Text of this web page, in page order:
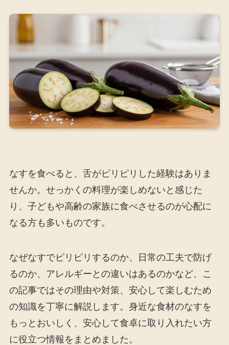
なすを食べると、舌がピリピリした経験はありま
せんか。せっかくの料理が楽しめないと感じた
り、子どもや高齢の家族に食べさせるのが心配に
なる方も多いものです。
なぜなすでピリピリするのか、日常の工夫で防げ
るのか、アレルギーとの違いはあるのかなど、こ
の記事ではその理由や対策、安心して楽しむため
の知識を丁寧に解説します。身近な食材のなすを
もっとおいしく、安心して食卓に取り入れたい方
に役立つ情報をまとめました。